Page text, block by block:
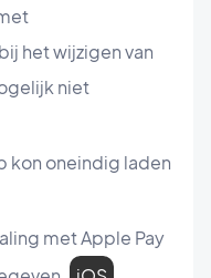
het wijzigen van
niet
kon oneindig laden
met Apple Pay